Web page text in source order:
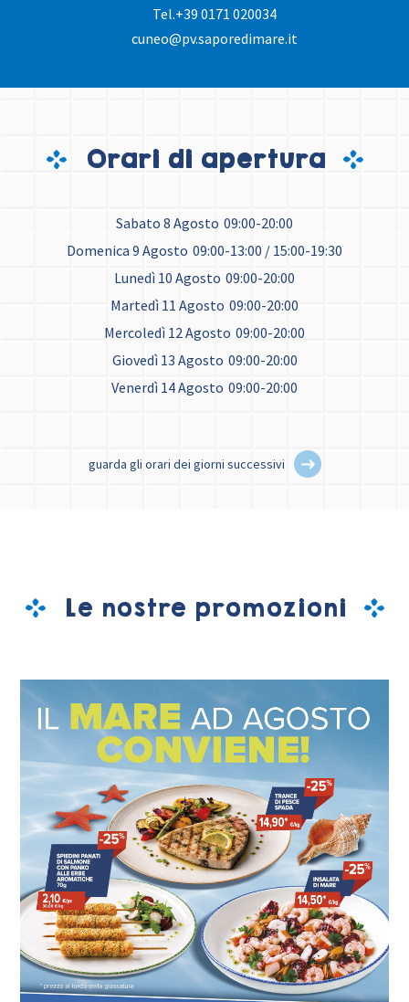
Tel.+39 0171 020034
cuneo@pv.saporedimare.it
Orari di apertura
Sabato 8 Agosto 09:00-20:00
Domenica 9 Agosto 09:00-13:00 / 15:00-19:30
Lunedì 10 Agosto 09:00-20:00
Martedì 11 Agosto 09:00-20:00
Mercoledì 12 Agosto 09:00-20:00
Giovedì 13 Agosto 09:00-20:00
Venerdì 14 Agosto 09:00-20:00
guarda gli orari dei giorni successivi
Le nostre promozioni